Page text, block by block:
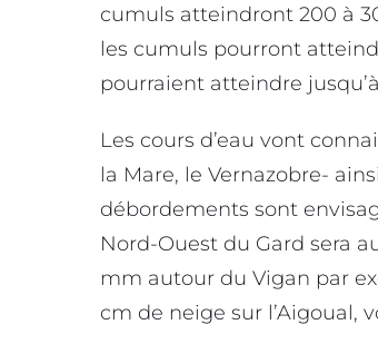
cumuls atteindront 200 à
les cumuls pourront
pourraient atteindre
Les cours d’eau vont
la Mare, le Vernazobre-
débordements sont
Nord-Ouest du Gard sera
mm autour du Vigan par
cm de neige sur l’Aigoual,